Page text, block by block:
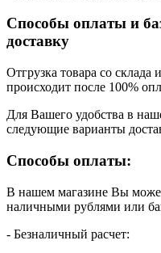
Способы оплаты и
доставку
Отгрузка товара со склада
происходит после 100%
Для Вашего удобства в
следующие варианты
Способы оплаты:
В нашем магазине Вы
наличными рублями или
- Безналичный расчет: